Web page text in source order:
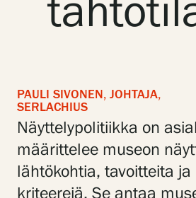
SERLACHIUS+
Gösta Serlachiuksen taidesäätiö
PAULI SIVONEN, JOHTAJA,
SERLACHIUS
Näyttelypolitiikka on
määrittelee museon
lähtökohtia, tavoitteita